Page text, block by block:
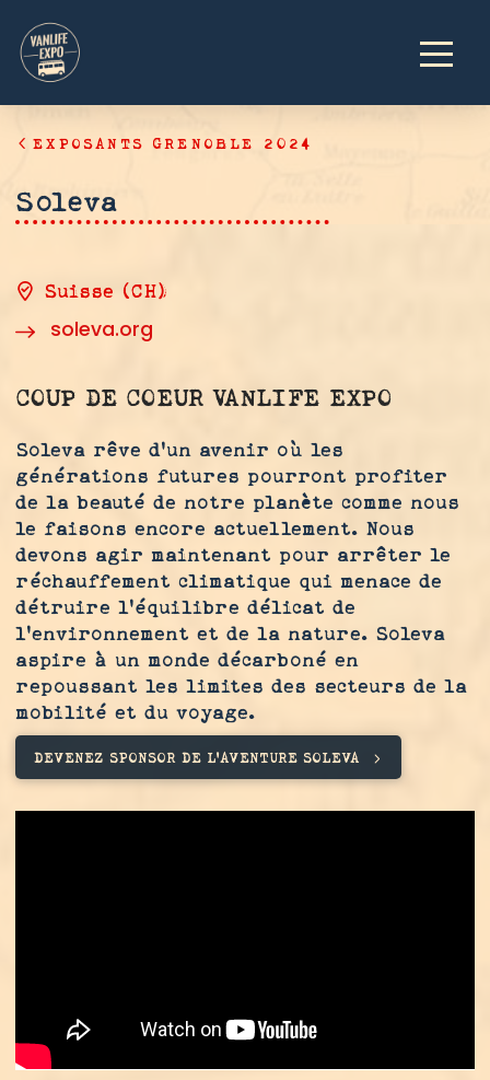
EXPOSANTS GRENOBLE 2024
Soleva
Suisse (CH)
soleva.org
COUP DE COEUR VANLIFE EXPO
Soleva rêve d'un avenir où les
générations futures pourront profiter
de la beauté de notre planète comme nous
le faisons encore actuellement. Nous
devons agir maintenant pour arrêter le
réchauffement climatique qui menace de
détruire l'équilibre délicat de
l'environnement et de la nature. Soleva
aspire à un monde décarboné en
repoussant les limites des secteurs de la
mobilité et du voyage.
DEVENEZ SPONSOR DE L'AVENTURE SOLEVA